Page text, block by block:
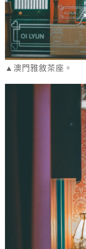
▲澳門雅敘茶座。